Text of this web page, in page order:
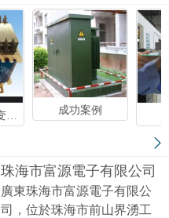
三相电火花机变压器 成功案例
珠海市富源電子有限公司
廣東珠海市富源電子有限公
司，位於珠海市前山界湧工